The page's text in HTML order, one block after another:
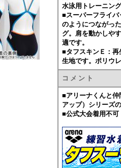
水泳用トレーニング
■スーパーフライ
のようにつながっ
グ。肩を動かしや
適です。
■タフスキンＥ：
生地です。ポリウ
コ メ ン ト
■アリーナくんと仲
アップ）シリーズ
■公式大会着用不可